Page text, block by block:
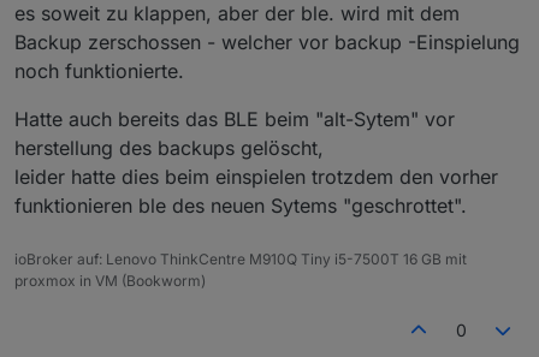
es soweit zu klappen, aber der ble. wird mit dem
Backup zerschossen - welcher vor backup -Einspielung
noch funktionierte.
Hatte auch bereits das BLE beim "alt-Sytem" vor
herstellung des backups gelöscht,
leider hatte dies beim einspielen trotzdem den vorher
funktionieren ble des neuen Sytems "geschrottet".
ioBroker auf: Lenovo ThinkCentre M910Q Tiny i5-7500T 16 GB mit
proxmox in VM (Bookworm)
0